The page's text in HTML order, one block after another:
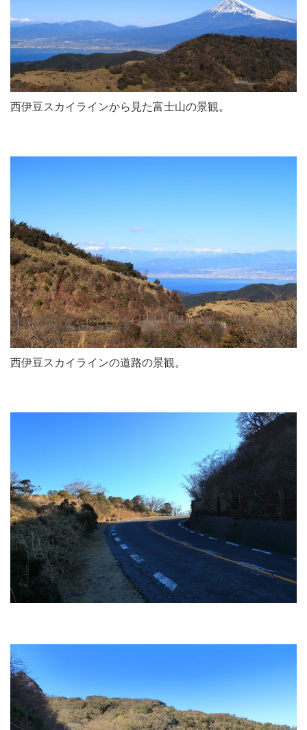
西伊豆スカイラインから見た富士山の景観。
西伊豆スカイラインの道路の景観。